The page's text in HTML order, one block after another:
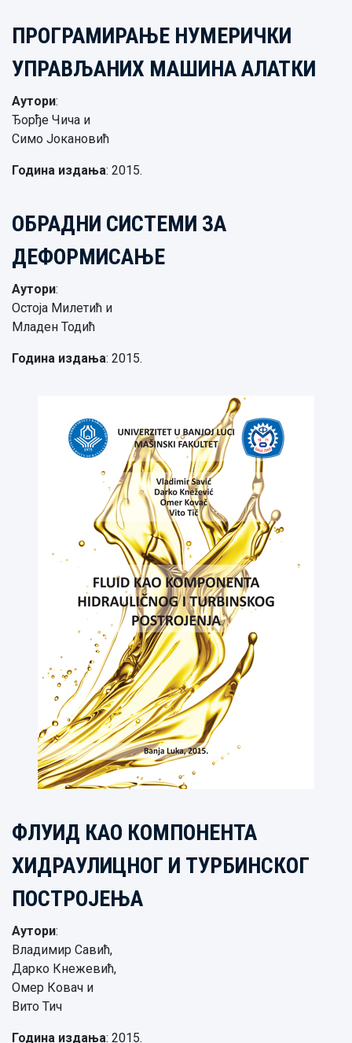
ПРОГРАМИРАЊЕ НУМЕРИЧКИ
УПРАВЉАНИХ МАШИНА АЛАТКИ
Аутори:
Ђорђе Чича и
Симо Јокановић
Година издања: 2015.
ОБРАДНИ СИСТЕМИ ЗА
ДЕФОРМИСАЊЕ
Аутори:
Остоја Милетић и
Младен Тодић
Година издања: 2015.
ФЛУИД КАО КОМПОНЕНТА
ХИДРАУЛИЦНОГ И ТУРБИНСКОГ
ПОСТРОЈЕЊА
Аутори:
Владимир Савић,
Дарко Кнежевић,
Омер Ковач и
Вито Тич
Година издања: 2015.